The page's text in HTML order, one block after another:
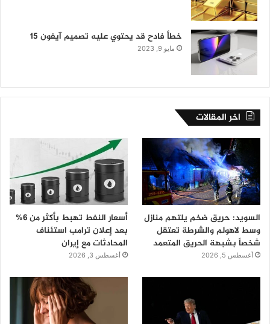
خطأ فادح قد يحتوي عليه تصميم آيفون 15
مايو 9, 2023
اخر المقالات
السويد: حريق ضخم يلتهم منازل
وسط لاهولم والشرطة تعتقل
شخصاً بشبهة الحريق المتعمد
أغسطس 5, 2026
أسعار النفط تهبط بأكثر من 6%
بعد إعلان ترامب استئناف
المحادثات مع إيران
أغسطس 3, 2026